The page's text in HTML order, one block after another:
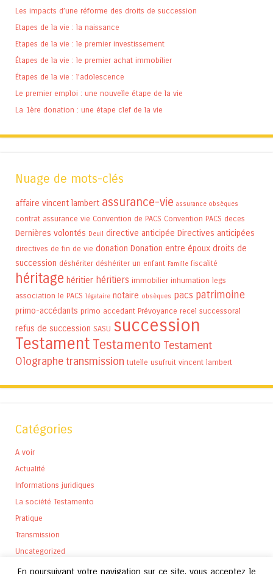
Les impacts d’une réforme des droits de succession
Etapes de la vie : la naissance
Etapes de la vie : le premier investissement
Étapes de la vie : le premier achat immobilier
Étapes de la vie : l’adolescence
Le premier emploi : une nouvelle étape de la vie
La 1ère donation : une étape clef de la vie
Nuage de mots-clés
affaire vincent lambert assurance-vie assurance obsèques
contrat assurance vie Convention de PACS Convention PACS deces
Dernières volontés Deuil directive anticipée Directives anticipées
directives de fin de vie donation Donation entre époux droits de
succession déshériter déshériter un enfant Famille fiscalité
héritage héritier héritiers immobilier inhumation legs
association le PACS légataire notaire obsèques pacs patrimoine
primo-accédants primo accedant Prévoyance recel successoral
refus de succession SASU succession
Testament Testamento Testament
Olographetransmission tutelle usufruit vincent lambert
Catégories
A voir
Actualité
Informations juridiques
La société Testamento
Pratique
Transmission
Uncategorized
En poursuivant votre navigation sur ce site, vous acceptez le